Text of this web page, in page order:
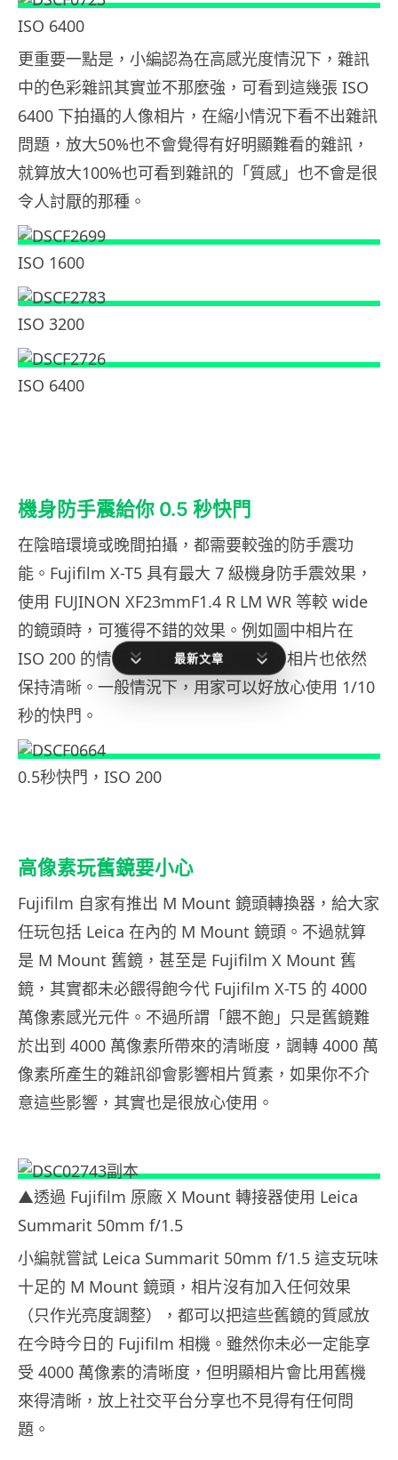
ISO 6400
更重要一點是，小編認為在高感光度情況下，雜訊
中的色彩雜訊其實並不那麼強，可看到這幾張 ISO
6400 下拍攝的人像相片，在縮小情況下看不出雜訊
問題，放大50%也不會覺得有好明顯難看的雜訊，
就算放大100%也可看到雜訊的「質感」也不會是很
令人討厭的那種。
ISO 1600
ISO 3200
ISO 6400
機身防手震給你 0.5 秒快門
在陰暗環境或晚間拍攝，都需要較強的防手震功
能。Fujifilm X-T5 具有最大 7 級機身防手震效果，
使用 FUJINON XF23mmF1.4 R LM WR 等較 wide
的鏡頭時，可獲得不錯的效果。例如圖中相片在
ISO 200 的情況下，用上 0.5 秒拍攝，相片也依然
保持清晰。一般情況下，用家可以好放心使用 1/10
秒的快門。
0.5秒快門，ISO 200
高像素玩舊鏡要小心
Fujifilm 自家有推出 M Mount 鏡頭轉換器，給大家
任玩包括 Leica 在內的 M Mount 鏡頭。不過就算
是 M Mount 舊鏡，甚至是 Fujifilm X Mount 舊
鏡，其實都未必餵得飽今代 Fujifilm X-T5 的 4000
萬像素感光元件。不過所謂「餵不飽」只是舊鏡難
於出到 4000 萬像素所帶來的清晰度，調轉 4000 萬
像素所產生的雜訊卻會影響相片質素，如果你不介
意這些影響，其實也是很放心使用。
▲透過 Fujifilm 原廠 X Mount 轉接器使用 Leica
Summarit 50mm f/1.5
小編就嘗試 Leica Summarit 50mm f/1.5 這支玩味
十足的 M Mount 鏡頭，相片沒有加入任何效果
（只作光亮度調整），都可以把這些舊鏡的質感放
在今時今日的 Fujifilm 相機。雖然你未必一定能享
受 4000 萬像素的清晰度，但明顯相片會比用舊機
來得清晰，放上社交平台分享也不見得有任何問
題。
最新文章